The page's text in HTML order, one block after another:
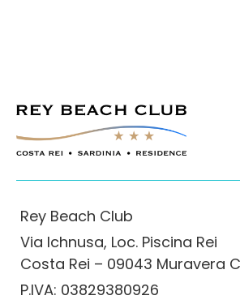
Rey Beach Club
Via Ichnusa, Loc. Piscina Rei
Costa Rei – 09043 Muravera
P.IVA: 03829380926